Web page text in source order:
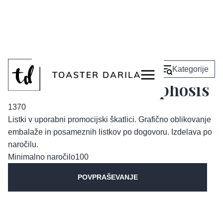
Nazaj Kategorije
Listki The Metamorphosis
1370
Listki v uporabni promocijski škatlici. Grafično oblikovanje
embalaže in posameznih listkov po dogovoru. Izdelava po
naročilu.
Minimalno naročilo100
POVPRAŠEVANJE